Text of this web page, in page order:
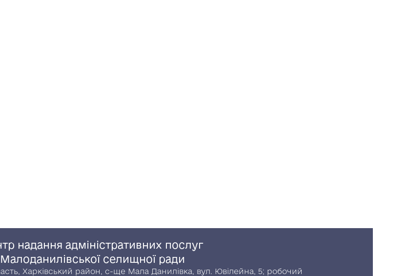
надання адміністративних послуг
Малоданилівської селищної ради
Харківський район, с-ще Мала Данилівка, вул. Ювілейна, 5; робочий